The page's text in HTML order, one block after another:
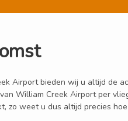
Airport bieden wij u altijd
William Creek Airport per
zo weet u dus altijd precies